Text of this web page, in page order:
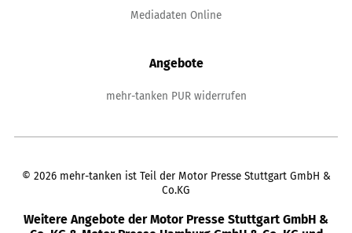
Mediadaten Online
Angebote
mehr-tanken PUR widerrufen
© 2026 mehr-tanken ist Teil der Motor Presse Stuttgart GmbH &
Co.KG
Weitere Angebote der Motor Presse Stuttgart GmbH &